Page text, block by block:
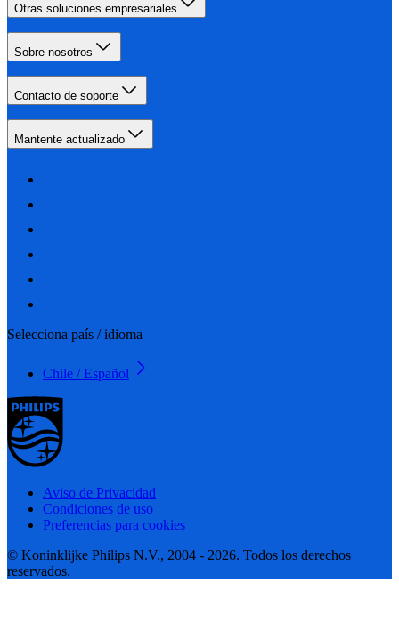
Otras soluciones empresariales
Sobre nosotros
Contacto de soporte
Mantente actualizado
Selecciona país / idioma
Chile / Español
Aviso de Privacidad
Condiciones de uso
Preferencias para cookies
© Koninklijke Philips N.V., 2004 - 2026. Todos los derechos
reservados.